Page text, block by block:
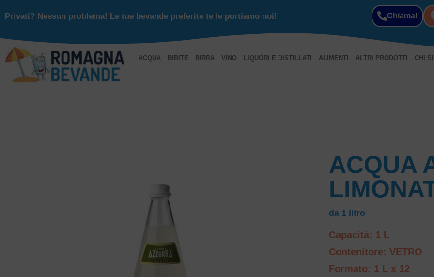
Privati? Nessun problema! Le tue bevande preferite te le portiamo noi! Chiama!
ACQUA BIBITE BIRRA VINO LIQUORI E DISTILLATI ALIMENTI ALTRI PRODOTTI CHI
ACQUA
da 1 litro
Capacità: 1 L
Contenitore: VETRO
Formato: 1 L x 12